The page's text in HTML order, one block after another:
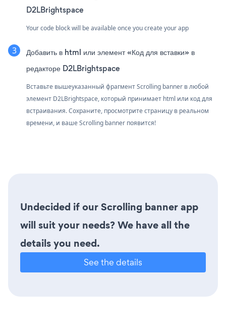
D2LBrightspace
Your code block will be available once you create your app
Добавить в html или элемент «Код для вставки» в
редакторе D2LBrightspace
Вставьте вышеуказанный фрагмент Scrolling banner в любой
элемент D2LBrightspace, который принимает html или код для
встраивания. Сохраните, просмотрите страницу в реальном
времени, и ваше Scrolling banner появится!
Undecided if our Scrolling banner app
will suit your needs? We have all the
details you need.
See the details